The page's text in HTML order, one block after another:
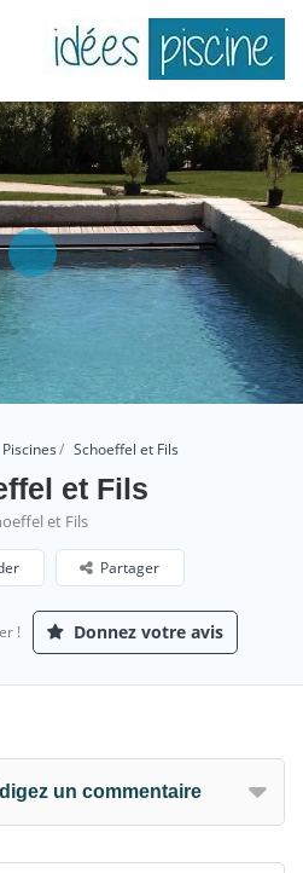
Piscines Schoeffel et Fils
et Fils
et Fils
Partager
! Donnez votre avis
un commentaire